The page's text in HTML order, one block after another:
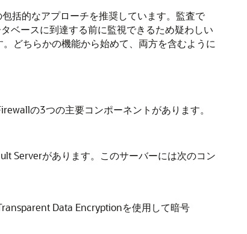
括的なアプローチを推奨しています。監査で
ベースに到達する前に監視できるため疑わしい
どちらかの機能から始めて、両方を含むように
の3つの主要コンポーネントがあります。
Serverがあります。このサーバーには次のコン
Data Encryptionを使用して暗号